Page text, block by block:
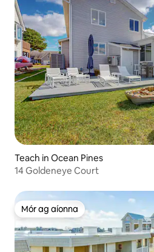
Teach in Ocean Pines
14 Goldeneye Court
Mór ag aíonna
Mór ag aíonna